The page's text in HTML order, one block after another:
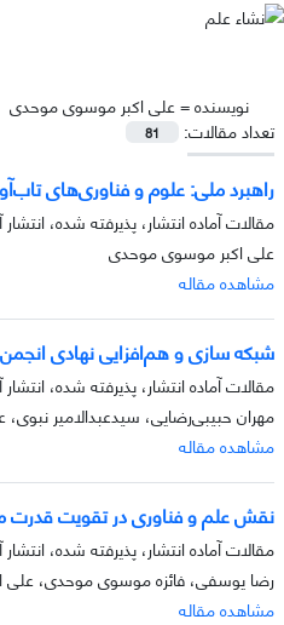
نویسنده =علی اکبر موسوی موحدی
تعداد مقالات:
81
راهبرد ملی: علوم و فناوری‌های
مقالات آماده انتشار، پذیرفته شده، انتشار
علی اکبر موسوی موحدی
مشاهده مقاله
شبکه سازی و هم‌افزایی نهادی
مقالات آماده انتشار، پذیرفته شده، انتشار
مهران حبیبی‌رضایی، سیدعبدالامیر
مشاهده مقاله
نقش علم و فناوری در تقویت قدرت
مقالات آماده انتشار، پذیرفته شده، انتشار
رضا یوسفی، فائزه موسوی موحدی،
مشاهده مقاله